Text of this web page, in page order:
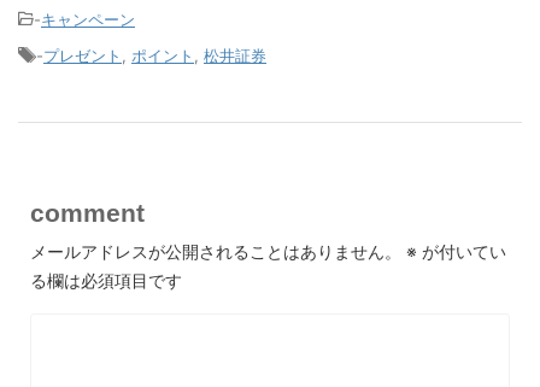
-キャンペーン
-プレゼント ポイント 松井証券
comment
メールアドレスが公開されることはありません。 ※ が付いてい
る欄は必須項目です